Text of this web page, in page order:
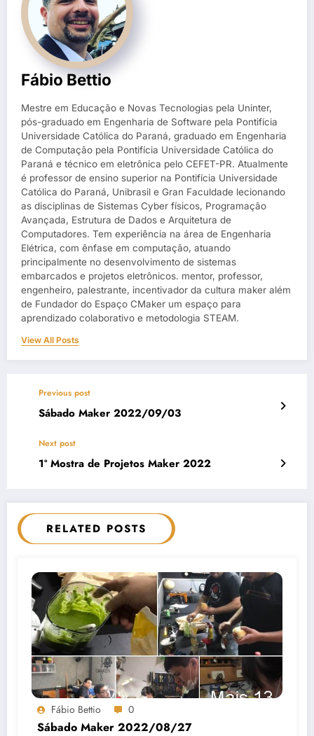
Fábio Bettio
Mestre em Educação e Novas Tecnologias pela Uninter,
pós-graduado em Engenharia de Software pela Pontifícia
Universidade Católica do Paraná, graduado em Engenharia
de Computação pela Pontifícia Universidade Católica do
Paraná e técnico em eletrônica pelo CEFET-PR. Atualmente
é professor de ensino superior na Pontifícia Universidade
Católica do Paraná, Unibrasil e Gran Faculdade lecionando
as disciplinas de Sistemas Cyber físicos, Programação
Avançada, Estrutura de Dados e Arquitetura de
Computadores. Tem experiência na área de Engenharia
Elétrica, com ênfase em computação, atuando
principalmente no desenvolvimento de sistemas
embarcados e projetos eletrônicos. mentor, professor,
engenheiro, palestrante, incentivador da cultura maker além
de Fundador do Espaço CMaker um espaço para
aprendizado colaborativo e metodologia STEAM.
View All Posts
Previous post
Sábado Maker 2022/09/03
Next post
1º Mostra de Projetos Maker 2022
RELATED POSTS
Fábio Bettio 0
Sábado Maker 2022/08/27